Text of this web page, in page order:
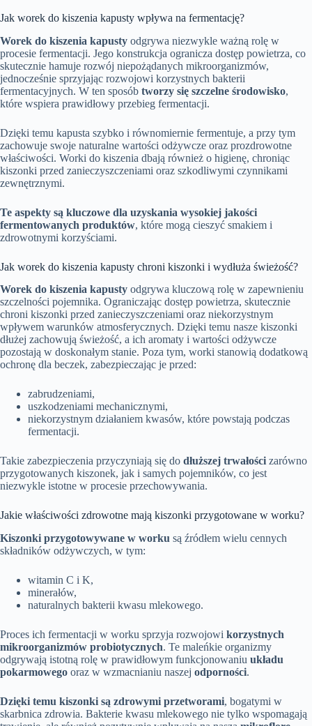
Jak worek do kiszenia kapusty wpływa na fermentację?
Worek do kiszenia kapusty odgrywa niezwykle ważną rolę w
procesie fermentacji. Jego konstrukcja ogranicza dostęp powietrza, co
skutecznie hamuje rozwój niepożądanych mikroorganizmów,
jednocześnie sprzyjając rozwojowi korzystnych bakterii
fermentacyjnych. W ten sposób tworzy się szczelne środowisko,
które wspiera prawidłowy przebieg fermentacji.
Dzięki temu kapusta szybko i równomiernie fermentuje, a przy tym
zachowuje swoje naturalne wartości odżywcze oraz prozdrowotne
właściwości. Worki do kiszenia dbają również o higienę, chroniąc
kiszonki przed zanieczyszczeniami oraz szkodliwymi czynnikami
zewnętrznymi.
Te aspekty są kluczowe dla uzyskania wysokiej jakości
fermentowanych produktów, które mogą cieszyć smakiem i
zdrowotnymi korzyściami.
Jak worek do kiszenia kapusty chroni kiszonki i wydłuża świeżość?
Worek do kiszenia kapusty odgrywa kluczową rolę w zapewnieniu
szczelności pojemnika. Ograniczając dostęp powietrza, skutecznie
chroni kiszonki przed zanieczyszczeniami oraz niekorzystnym
wpływem warunków atmosferycznych. Dzięki temu nasze kiszonki
dłużej zachowują świeżość, a ich aromaty i wartości odżywcze
pozostają w doskonałym stanie. Poza tym, worki stanowią dodatkową
ochronę dla beczek, zabezpieczając je przed:
zabrudzeniami,
uszkodzeniami mechanicznymi,
niekorzystnym działaniem kwasów, które powstają podczas
fermentacji.
Takie zabezpieczenia przyczyniają się do dłuższej trwałości zarówno
przygotowanych kiszonek, jak i samych pojemników, co jest
niezwykle istotne w procesie przechowywania.
Jakie właściwości zdrowotne mają kiszonki przygotowane w worku?
Kiszonki przygotowywane w worku są źródłem wielu cennych
składników odżywczych, w tym:
witamin C i K,
minerałów,
naturalnych bakterii kwasu mlekowego.
Proces ich fermentacji w worku sprzyja rozwojowi korzystnych
mikroorganizmów probiotycznych. Te maleńkie organizmy
odgrywają istotną rolę w prawidłowym funkcjonowaniu układu
pokarmowego oraz w wzmacnianiu naszej odporności.
Dzięki temu kiszonki są zdrowymi przetworami, bogatymi w
skarbnica zdrowia. Bakterie kwasu mlekowego nie tylko wspomagają